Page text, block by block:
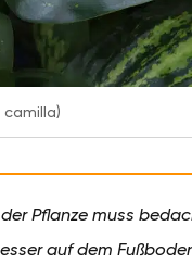
Pflanze muss
auf dem